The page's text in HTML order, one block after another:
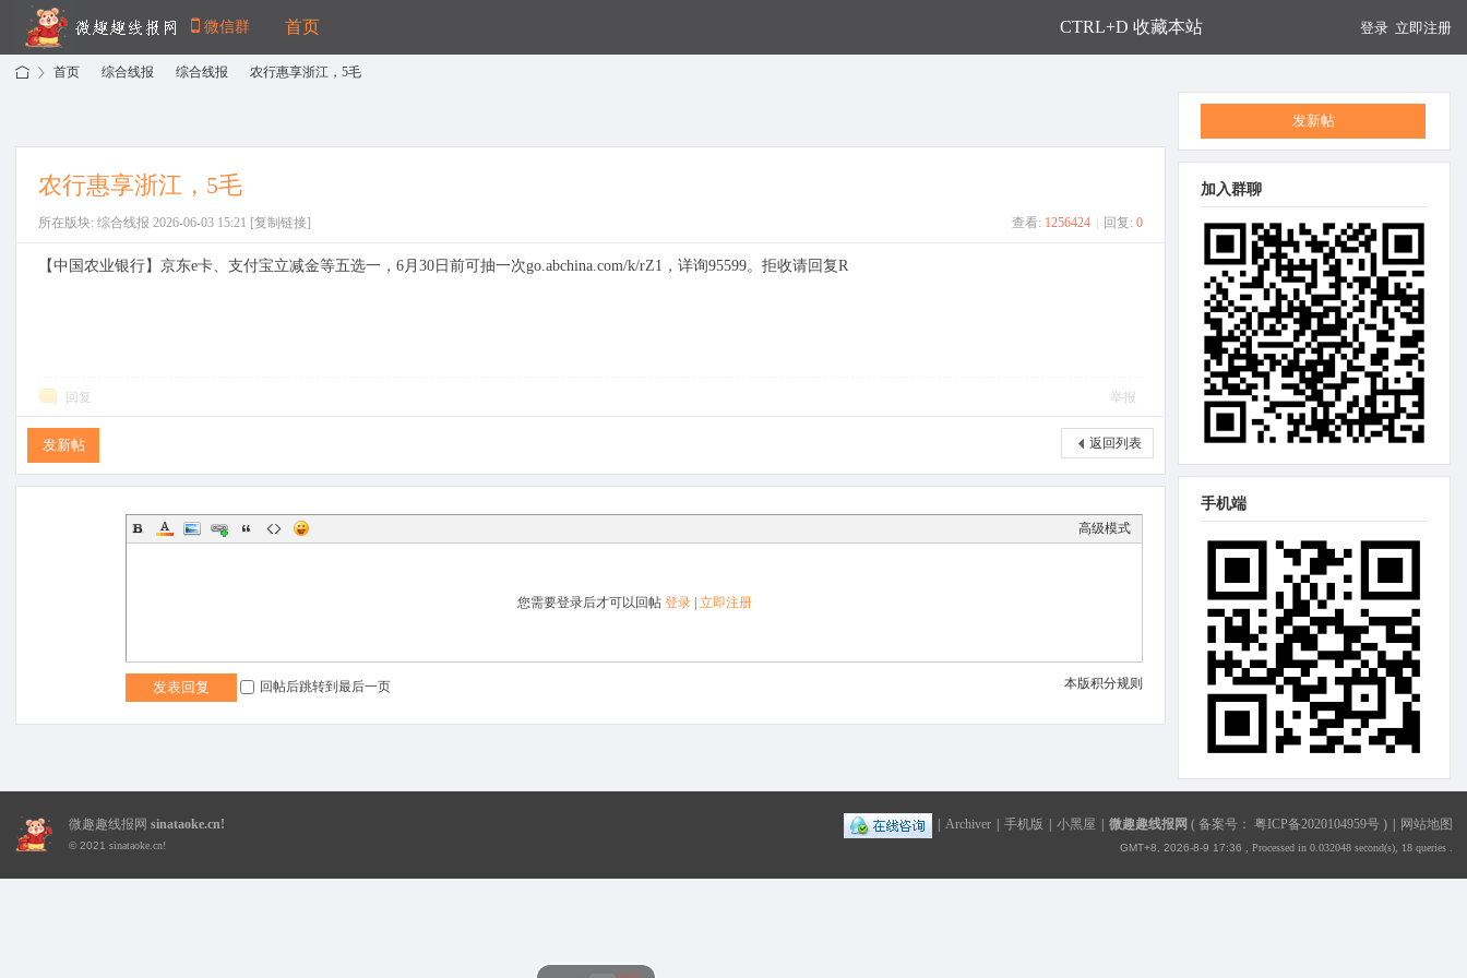
微信群 首页 CTRL+D 收藏本站 登录 立即注册
线
首页 综合线报 综合线报 农行惠享浙江，5毛
农行惠享浙江，5毛
所在版块: 综合线报 2026-06-03 15:21 [复制链接] 查看: 1256424 回复: 0
【中国农业银行】京东e卡、支付宝立减金等五选一，6月30日前可抽一次go.abchina.com/k/rZ1，详询95599。拒收请回复R
回复 举报
返回列表
发新帖
高级模式
您需要登录后才可以回帖 登录| 立即注册
本版积分规则
发表回复 回帖后跳转到最后一页
发新帖
加入群聊
手机端
Archiver 手机版 小黑屋 微趣趣线报网 ( 备案号： 粤ICP备2020104959号) 网站地图
GMT+8, 2026-8-9 17:36 , Processed in 0.032048 second(s), 18 queries .
微趣趣线报网sinataoke.cn!
© 2021sinataoke.cn!